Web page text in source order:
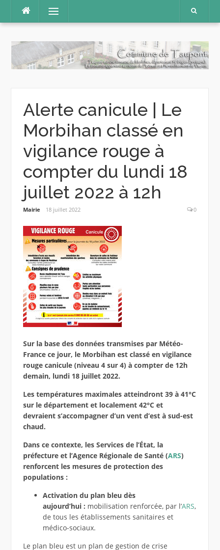
contenu
Menu
Alerte canicule | Le
Morbihan classé en
vigilance rouge à
compter du lundi 18
juillet 2022 à 12h
Mairie 18 juillet 2022 0
Sur la base des données transmises par Météo-
France ce jour, le Morbihanest classé en vigilance
rouge canicule (niveau 4 sur 4) à compter de 12h
demain, lundi 18 juillet 2022.
Les températures maximales atteindront 39 à 41°C
sur le département etlocalement 42°C et
devraient s’accompagnerd’un vent d’est à sud-est
chaud.
Dans ce contexte, les Services de l’État, la
préfecture et l’Agence Régionale de Santé (ARS)
renforcent les mesures de protection des
populations :
Activationdu plan bleu dès
aujourd’hui: mobilisation renforcée, par l’ARS,
de tous les établissements sanitaires et
médico-sociaux.
Le plan bleu est un plan de gestion de crise